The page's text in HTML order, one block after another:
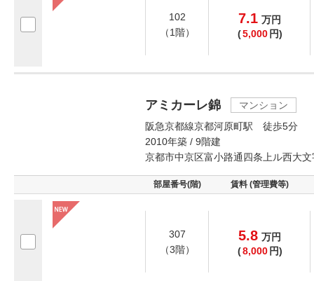
102
（1階）
7.1 万円
(5,000 円)
アミカーレ錦
マンション
阪急京都線京都河原町駅 徒歩5分
2010年築 / 9階建
京都市中京区富小路通四条上ル西大文
部屋番号(階) 賃料 (管理費等)
307
（3階）
5.8 万円
(8,000 円)